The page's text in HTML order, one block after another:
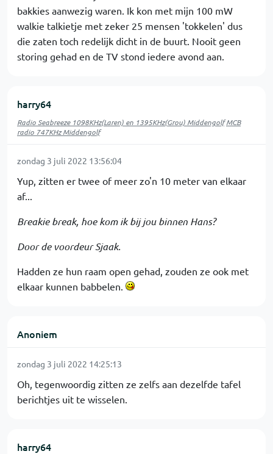
bakkies aanwezig waren. Ik kon met mijn 100 mW
walkie talkietje met zeker 25 mensen 'tokkelen' dus
die zaten toch redelijk dicht in de buurt. Nooit geen
storing gehad en de TV stond iedere avond aan.
harry64
Radio Seabreeze 1098KHz(Laren) en 1395KHz(Grou) Middengolf MCB
radio 747KHz Middengolf
zondag 3 juli 2022 13:56:04
Yup, zitten er twee of meer zo'n 10 meter van elkaar
af...
Breakie break, hoe kom ik bij jou binnen Hans?
Door de voordeur Sjaak.
Hadden ze hun raam open gehad, zouden ze ook met
elkaar kunnen babbelen.
Anoniem
zondag 3 juli 2022 14:25:13
Oh, tegenwoordig zitten ze zelfs aan dezelfde tafel
berichtjes uit te wisselen.
harry64